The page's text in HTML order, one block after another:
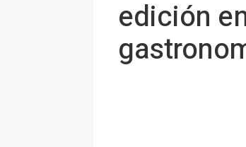
edición